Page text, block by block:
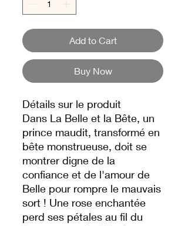
Add to Cart
Buy Now
Détails sur le produit
Dans La Belle et la Bête, un
prince maudit, transformé en
bête monstrueuse, doit se
montrer digne de la
confiance et de l'amour de
Belle pour rompre le mauvais
sort ! Une rose enchantée
perd ses pétales au fil du